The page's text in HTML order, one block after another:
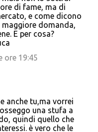
di fame, ma di
e come dicono
maggiore domanda,
E per cosa?
ore 19:45
anche tu,ma vorrei
una stufa a
quindi quello che
è vero che le